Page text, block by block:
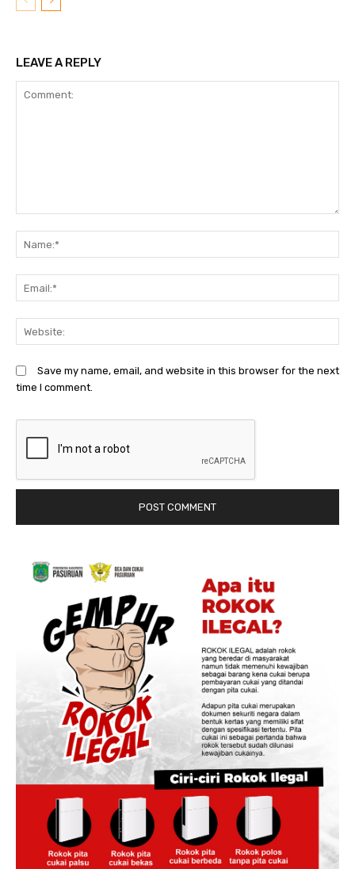
LEAVE A REPLY
Save my name, email, and website in this browser for the next
time I comment.